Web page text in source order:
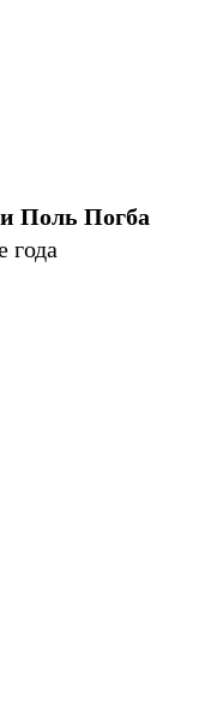
Поль Погба
года